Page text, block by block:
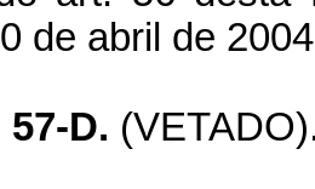
de abril de
D.